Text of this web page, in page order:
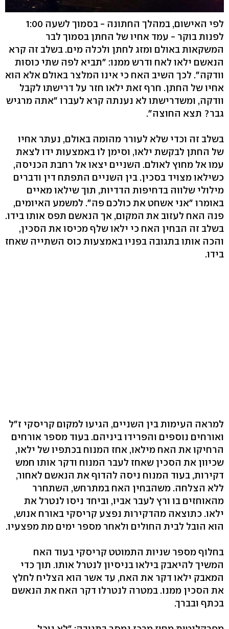
לפי האישום, במהלך החתונה - בסמוך לשעה 1:00
לפנות בוקר - עמד אחיו של החתן בסמוך לבר
המשקאות באולם ומזג לחתן ולכלה מים. בשלב זה קרא
הנאשם ילאו לאח ודרש ממנו: "תביא לפה שתי כוסות
וודקה". לכך השיב האח כי אינו המלצר באולם אלא הוא
אחיו של החתן. חרף זאת ילאו חזר על דרישתו לקבל
וודקה, ומשדרישתו לא נענתה קרא לעברו "אתה מרגיש
גבר? תצא החוצה".
בשלב זה וכדי שלא לעורר מהומה באולם, נעתר אחיו
של החתן לבקשת ילאו, וסימן לו באמצעות ידו לצאת
עמו אל מחוץ לאולם. השניים יצאו אל רחבת הכניסה,
כשילאו מצויד בסכין. בין השניים התפתח דין ודברים
מילולי שלווה בדחיפות הדדיות, תוך שילאו מאיים
באומרו "אני אשחט את כולכם פה". למשמע האיומים,
פנה האח לעזוב את המקום, אך הנאשם תפס אותו בידו.
בשלב זה הבחין האח כי ילאו שלף מכיסו את הסכין,
והכה אותו בתגובה בפניו באמצעות כוס השתייה שאחז
בידו.
למראה העימות בין השניים, הגיעו למקום קריסקי ז"ל
ואורחים נוספים והפרידו ביניהם. בעוד מספר אורחים
הרחיקו את האח מילאו, אחז המנוח בכתפיו של ילאו,
שכיוון את הסכין שאחז לעבר המנוח ודקר אותו חמש
דקירות, בעוד המנוח ניסה להדוף את הנאשם לאחור,
ללא הצלחה. משהבחין האח במתרחש, השתחרר
מהאוחזים בו ורץ לעבר אביו, וביחד ניסו לנטרל את
ילאו. כתוצאה מהדקירות נפצע קריסקי באורח אנוש,
הוא הובל לבית החולים ולאחר מספר ימים מת מפצעיו.
בחלוף מספר שניות התמוטט קריסקי בעוד האח
המשיך להיאבק בילאו בניסיון לנטרל אותו. תוך כדי
המאבק ילאו דקר את האח, עד אשר הוא הצליח לחלץ
את הסכין ממנו. במטרה לנטרלו דקר האח את הנאשם
בכתף ובברך.